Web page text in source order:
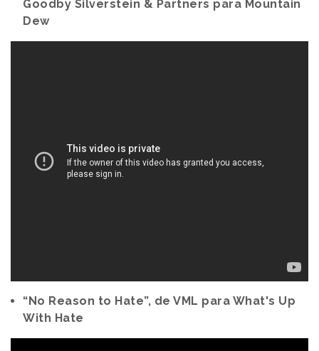
Goodby Silverstein & Partners para Mountain
Dew
“No Reason to Hate”, de VML para What's Up
With Hate